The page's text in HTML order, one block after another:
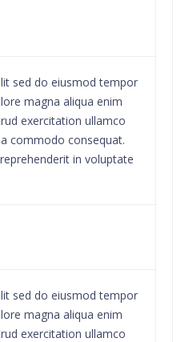
sed do eiusmod tempor
magna aliqua enim
exercitation ullamco
commodo consequat.
in voluptate
sed do eiusmod tempor
magna aliqua enim
exercitation ullamco